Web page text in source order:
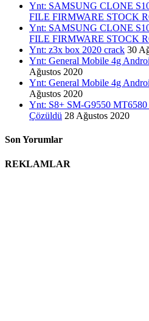
Ynt: SAMSUNG CLONE
FILE FIRMWARE STOCK
Ynt: SAMSUNG CLONE
FILE FIRMWARE STOCK
Ynt: z3x box 2020 crack 30
Ynt: General Mobile 4g
Ağustos 2020
Ynt: General Mobile 4g
Ağustos 2020
Ynt: S8+ SM-G9550
Çözüldü 28 Ağustos 2020
Son Yorumlar
REKLAMLAR